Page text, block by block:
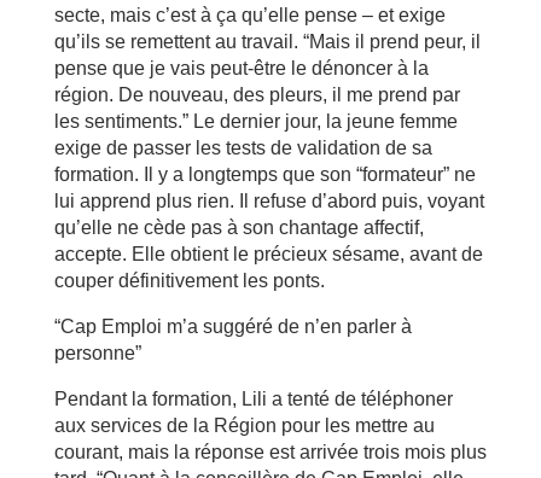
secte, mais c’est à ça qu’elle pense – et exige
qu’ils se remettent au travail. “Mais il prend peur, il
pense que je vais peut-être le dénoncer à la
région. De nouveau, des pleurs, il me prend par
les sentiments.” Le dernier jour, la jeune femme
exige de passer les tests de validation de sa
formation. Il y a longtemps que son “formateur” ne
lui apprend plus rien. Il refuse d’abord puis, voyant
qu’elle ne cède pas à son chantage affectif,
accepte. Elle obtient le précieux sésame, avant de
couper définitivement les ponts.
“Cap Emploi m’a suggéré de n’en parler à
personne”
Pendant la formation, Lili a tenté de téléphoner
aux services de la Région pour les mettre au
courant, mais la réponse est arrivée trois mois plus